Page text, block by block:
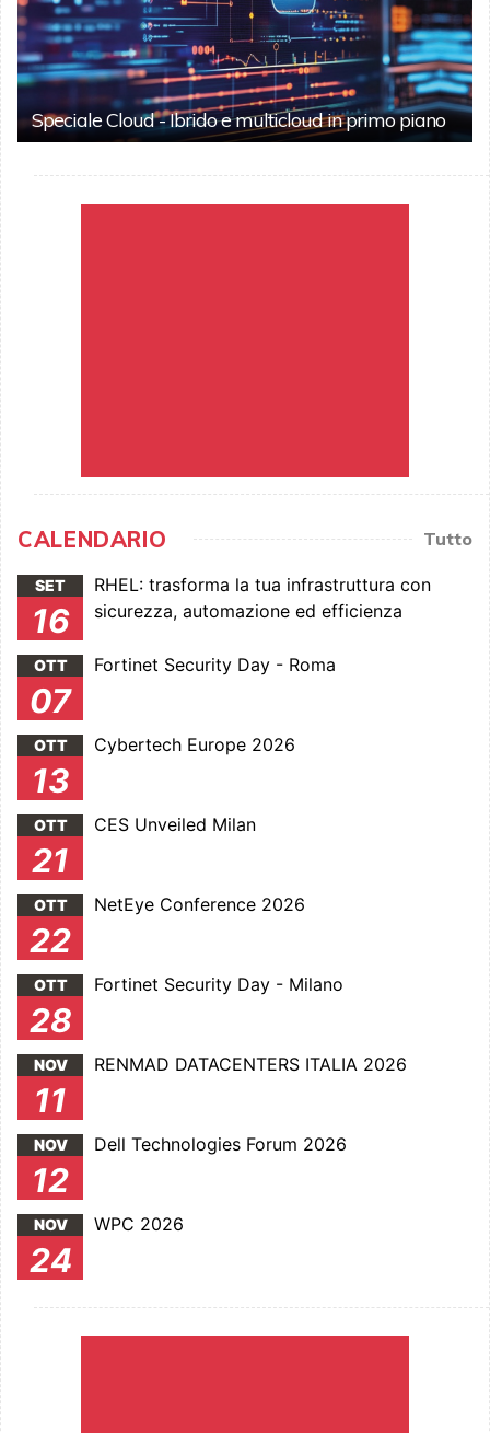
Speciale Cloud - Ibrido e multicloud in primo piano
CALENDARIO Tutto
SET
16
RHEL: trasforma la tua infrastruttura con
sicurezza, automazione ed efficienza
OTT
07
Fortinet Security Day - Roma
OTT
13
Cybertech Europe 2026
OTT
21
CES Unveiled Milan
OTT
22
NetEye Conference 2026
OTT
28
Fortinet Security Day - Milano
NOV
11
RENMAD DATACENTERS ITALIA 2026
NOV
12
Dell Technologies Forum 2026
NOV
24
WPC 2026